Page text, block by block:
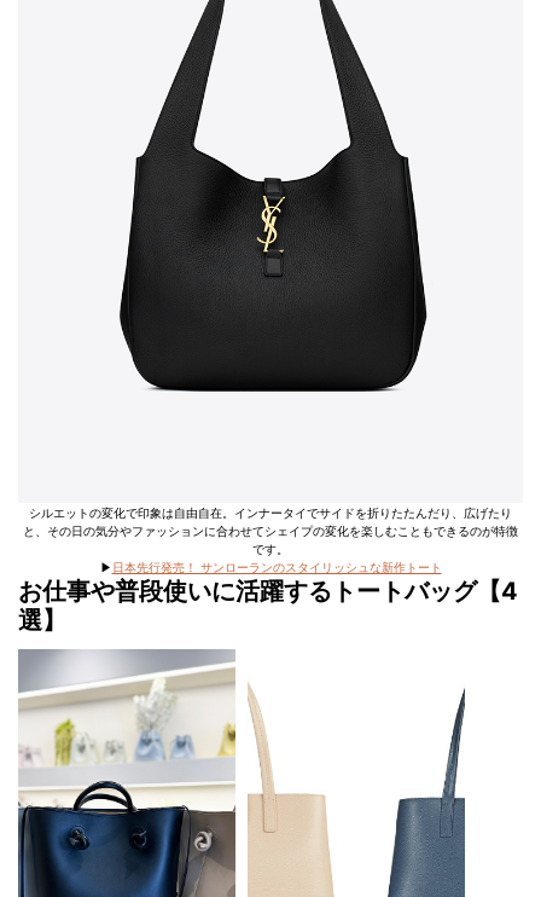
シルエットの変化で印象は自由自在。インナータイでサイドを折りたたんだり、広げたり
と、その日の気分やファッションに合わせてシェイプの変化を楽しむこともできるのが特徴
です。
▶︎ 日本先行発売！ サンローランのスタイリッシュな新作トート
お仕事や普段使いに活躍するトートバッグ【4
選】